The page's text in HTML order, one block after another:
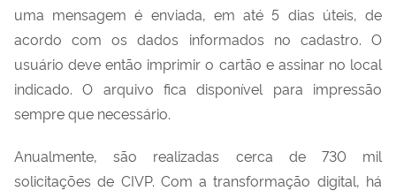
uma mensagem é enviada, em até 5 dias úteis, de
acordo com os dados informados no cadastro. O
usuário deve então imprimir o cartão e assinar no local
indicado. O arquivo fica disponível para impressão
sempre que necessário.
Anualmente, são realizadas cerca de 730 mil
solicitações de CIVP. Com a transformação digital, há